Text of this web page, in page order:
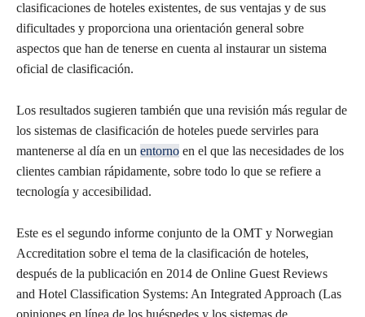
clasificaciones de hoteles existentes, de sus ventajas y de sus
dificultades y proporciona una orientación general sobre
aspectos que han de tenerse en cuenta al instaurar un sistema
oficial de clasificación.
Los resultados sugieren también que una revisión más regular de
los sistemas de clasificación de hoteles puede servirles para
mantenerse al día en un entorno en el que las necesidades de los
clientes cambian rápidamente, sobre todo lo que se refiere a
tecnología y accesibilidad.
Este es el segundo informe conjunto de la OMT y Norwegian
Accreditation sobre el tema de la clasificación de hoteles,
después de la publicación en 2014 de Online Guest Reviews
and Hotel Classification Systems: An Integrated Approach (Las